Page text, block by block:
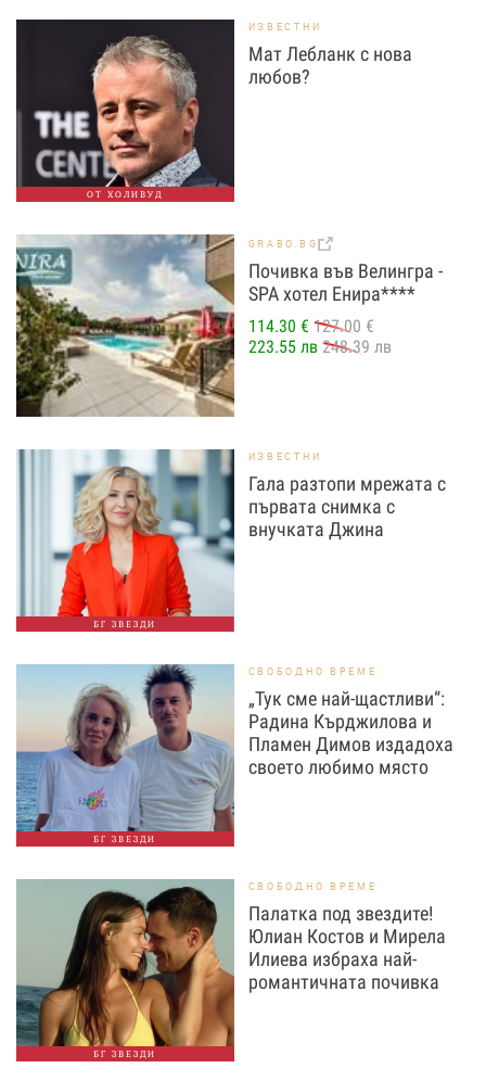
ОТ ХОЛИВУД
ИЗВЕСТНИ
Мат Лебланк с нова
любов?
GRABO.BG
Почивка във Велингра -
SPA хотел Енира****
114.30 € 127.00 €
223.55 лв 248.39 лв
БГ ЗВЕЗДИ
ИЗВЕСТНИ
Гала разтопи мрежата с
първата снимка с
внучката Джина
БГ ЗВЕЗДИ
СВОБОДНО ВРЕМЕ
„Тук сме най-щастливи“:
Радина Кърджилова и
Пламен Димов издадоха
своето любимо място
БГ ЗВЕЗДИ
СВОБОДНО ВРЕМЕ
Палатка под звездите!
Юлиан Костов и Мирела
Илиева избраха най-
романтичната почивка